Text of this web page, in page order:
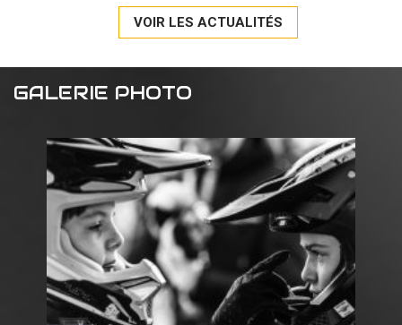
VOIR LES ACTUALITÉS
GALERIE PHOTO